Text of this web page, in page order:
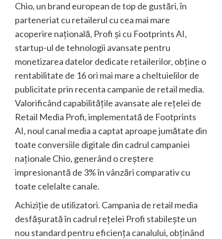
Chio, un brand european de top de gustări, în
parteneriat cu retailerul cu cea mai mare
acoperire națională, Profi și cu Footprints AI,
startup-ul de tehnologii avansate pentru
monetizarea datelor dedicate retailerilor, obține o
rentabilitate de 16 ori mai mare a cheltuielilor de
publicitate prin recenta campanie de retail media.
Valorificând capabilitățile avansate ale rețelei de
Retail Media Profi, implementată de Footprints
AI, noul canal media a captat aproape jumătate din
toate conversiile digitale din cadrul campaniei
naționale Chio, generând o creștere
impresionantă de 3% în vânzări comparativ cu
toate celelalte canale.
Achiziție de utilizatori. Campania de retail media
desfășurată în cadrul rețelei Profi stabilește un
nou standard pentru eficiența canalului, obținând